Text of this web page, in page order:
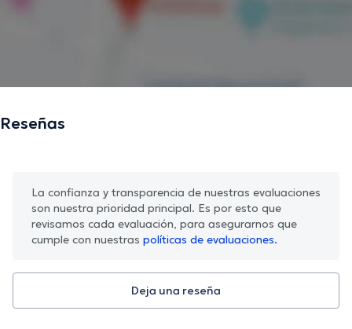
Reseñas
La confianza y transparencia de nuestras evaluaciones
son nuestra prioridad principal. Es por esto que
revisamos cada evaluación, para asegurarnos que
cumple con nuestras políticas de evaluaciones.
Deja una reseña